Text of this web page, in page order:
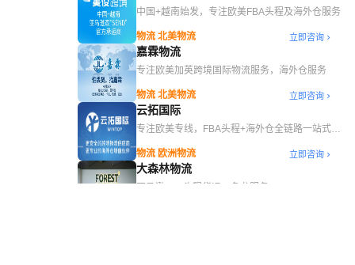
中国+越南始发，专注欧美FBA头程及海外仓服务
物流 北美物流 立即咨询
嘉霖物流
专注欧美加英跨境国际物流服务，海外仓服务
物流 北美物流 立即咨询
云拓国际
专注欧美专线，FBA头程+海外仓全链路一站式服
物流 欧洲物流
立即咨询
大森林物流